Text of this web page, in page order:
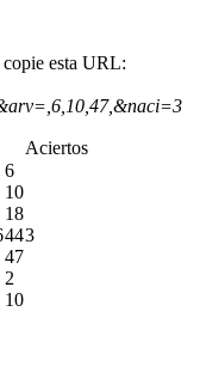
copie esta URL:
Aciertos
6
10
18
44
47
2
10
3